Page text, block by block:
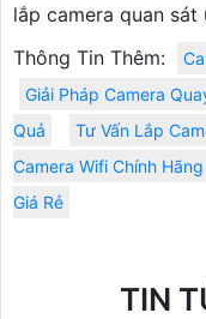
lắp camera quan sát
Thông Tin Thêm:
Giải Pháp Camera
Quả
Tư Vấn Lắp
Camera Wifi Chính
Giá Rẻ
TIN